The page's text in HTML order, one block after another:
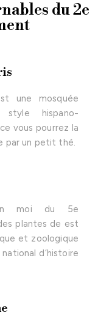
du 2e
une mosquée
hispano-
vous pourrez la
par un petit thé.
moi du 5e
plantes de est
et zoologique
d’histoire